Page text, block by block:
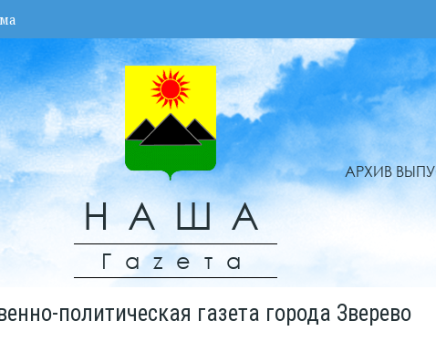
НАША
Гаzета
АРХИВ
политическая газета города Зверево